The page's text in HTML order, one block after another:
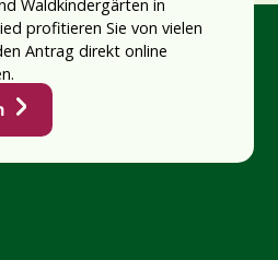
Waldkindergärten in
profitieren Sie von vielen
Antrag direkt online